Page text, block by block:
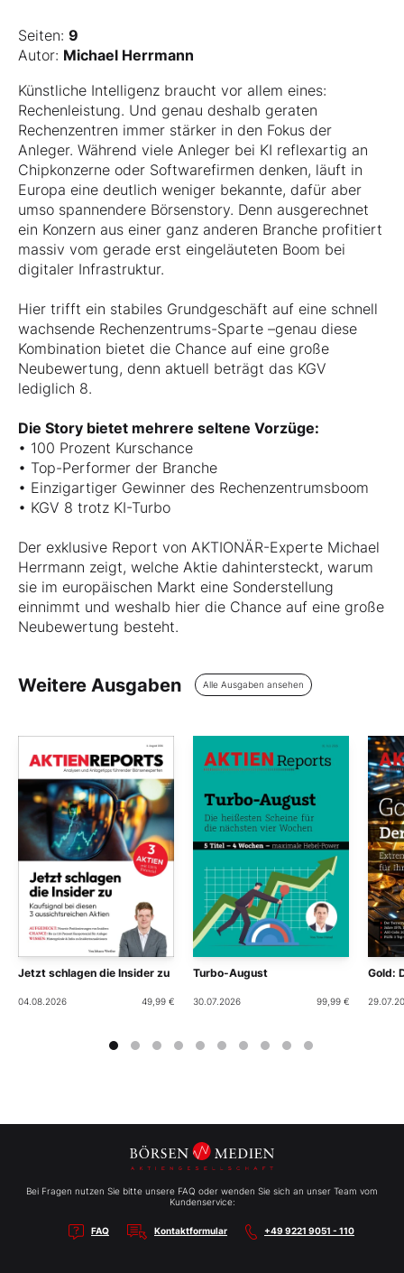
Seiten: 9
Autor: Michael Herrmann
Künstliche Intelligenz braucht vor allem eines:
Rechenleistung. Und genau deshalb geraten
Rechenzentren immer stärker in den Fokus der
Anleger. Während viele Anleger bei KI reflexartig an
Chipkonzerne oder Softwarefirmen denken, läuft in
Europa eine deutlich weniger bekannte, dafür aber
umso spannendere Börsenstory. Denn ausgerechnet
ein Konzern aus einer ganz anderen Branche profitiert
massiv vom gerade erst eingeläuteten Boom bei
digitaler Infrastruktur.
Hier trifft ein stabiles Grundgeschäft auf eine schnell
wachsende Rechenzentrums-Sparte –genau diese
Kombination bietet die Chance auf eine große
Neubewertung, denn aktuell beträgt das KGV
lediglich 8.
Die Story bietet mehrere seltene Vorzüge:
• 100 Prozent Kurschance
• Top-Performer der Branche
• Einzigartiger Gewinner des Rechenzentrumsboom
• KGV 8 trotz KI-Turbo
Der exklusive Report von AKTIONÄR-Experte Michael
Herrmann zeigt, welche Aktie dahintersteckt, warum
sie im europäischen Markt eine Sonderstellung
einnimmt und weshalb hier die Chance auf eine große
Neubewertung besteht.
Weitere Ausgaben Alle Ausgaben ansehen
Jetzt schlagen die Insider zu
04.08.2026 49,99 €
Turbo-August
30.07.2026 99,99 €
Gold:
Bei Fragen nutzen Sie bitte unsere FAQ oder wenden Sie sich an unser Team vom
Kundenservice:
FAQ Kontaktformular +49 9221 9051 - 110